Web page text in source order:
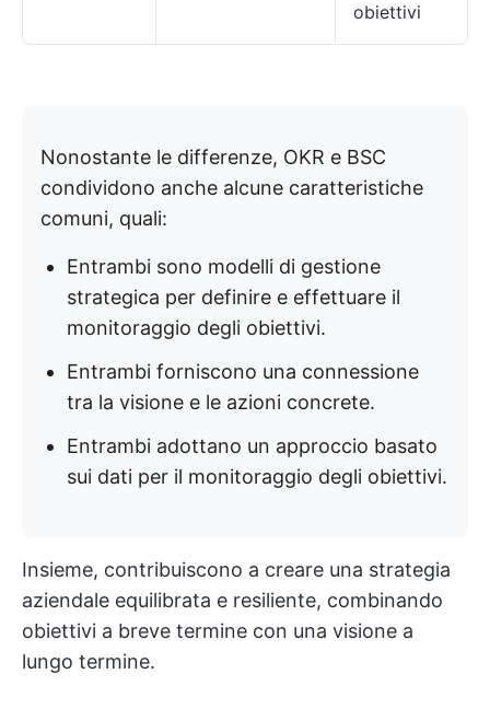
obiettivi
Nonostante le differenze, OKR e BSC
condividono anche alcune caratteristiche
comuni, quali:
Entrambi sono modelli di gestione
strategica per definire e effettuare il
monitoraggio degli obiettivi.
Entrambi forniscono una connessione
tra la visione e le azioni concrete.
Entrambi adottano un approccio basato
sui dati per il monitoraggio degli obiettivi.
Insieme, contribuiscono a creare una strategia
aziendale equilibrata e resiliente, combinando
obiettivi a breve termine con una visione a
lungo termine.